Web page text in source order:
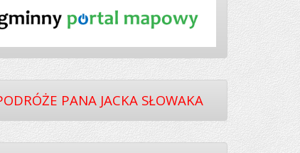
PANA JACKA SŁOWAKA